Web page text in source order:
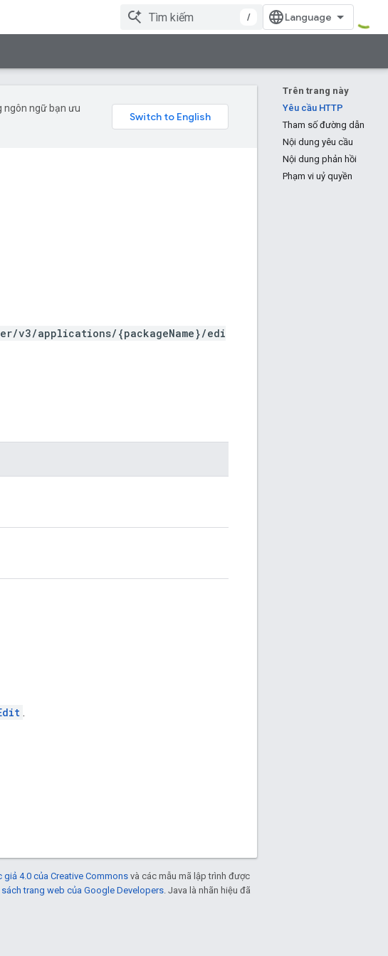
/
Trên trang này
Yêu cầu HTTP
Tham số đường dẫn
Nội dung yêu cầu
Nội dung phản hồi
Phạm vi uỷ quyền
ngôn ngữ bạn ưu
v3/applications/{packageName}/edi
.
giả 4.0 của Creative Commons và các mẫu mã lập trình được
sách trang web của Google Developers . Java là nhãn hiệu đã